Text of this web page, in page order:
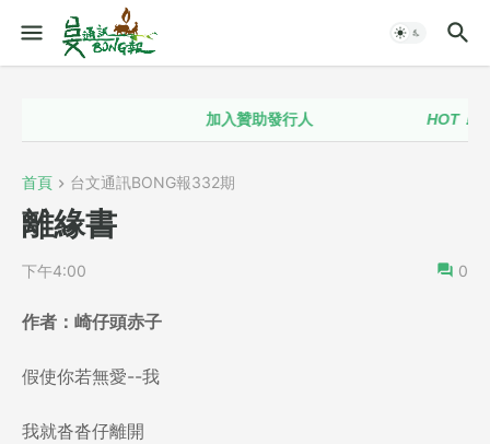
加入贊助發行人 HOT！！ 台
首頁 台文通訊BONG報332期
離緣書
下午4:00 0
作者： 崎仔頭赤子
假使你若無愛--我
我就沓沓仔離開